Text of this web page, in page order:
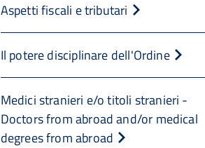
Aspetti fiscali e tributari
Il potere disciplinare dell'Ordine
Medici stranieri e/o titoli stranieri -
Doctors from abroad and/or medical
degrees from abroad